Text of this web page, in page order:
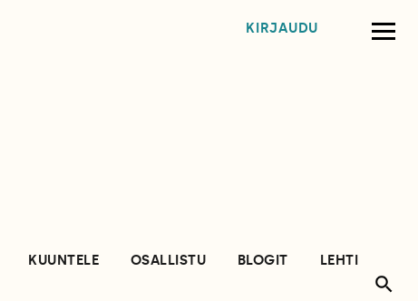
KIRJAUDU
KUUNTELE OSALLISTU BLOGIT
LEHTI